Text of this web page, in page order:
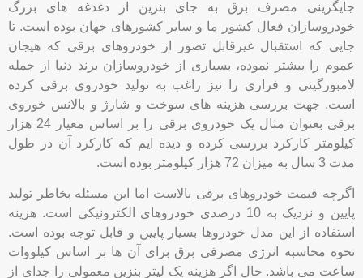
برقی بعنوان مثال یک خودروی برقی را بر اساس معیار 24 هزار
کیلومتر کارکرد بررسی کرده و دیده ایم که کارکرد آن در طول
مدت 3 سال به میزان 72 هزار کیلومتر بوده است.
اگرچه قیمت خودروهای برقی بالاست اما این مسئله بخاطر تولید
پایین و نزدیک به 10 درصدی خودروهای الکترونیکی است. هزینه
استفاده از این مدل خودروها بسیار پایین و قابل توجه بوده است.
نحوه محاسبه انرژی مصرفی برق برای آن ها بر اساس کیلووات
ساعت می باشد. حال اگر هزینه یک لیتر بنزین معمولی را جدای از
مصرف یک کیلووات ساعت انرژی برق دارد.
بررسی کیفیت و سرعت در
خودروهای برقی